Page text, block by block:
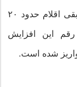
مرغ و تخم‌مرغ افزایش می‌یابد و مابقی اقلام حدود ۲۰
این افزایش
شده است.